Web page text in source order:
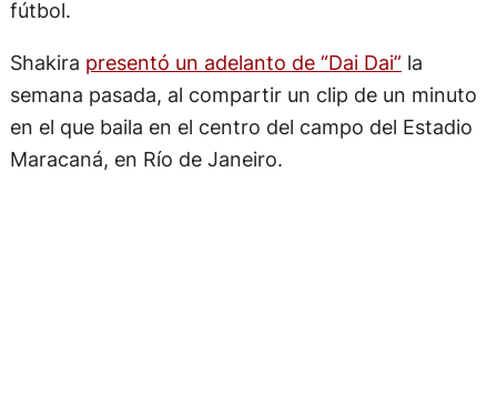
fútbol.
Shakira presentó un adelanto de “Dai Dai” la
semana pasada, al compartir un clip de un minuto
en el que baila en el centro del campo del Estadio
Maracaná, en Río de Janeiro.